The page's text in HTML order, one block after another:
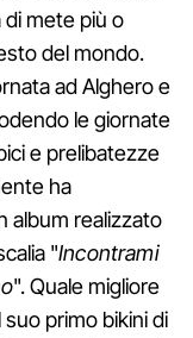
mete più o
del mondo.
ad Alghero e
le giornate
e prelibatezze
ha
album realizzato
"Incontrami
". Quale migliore
primo bikini di